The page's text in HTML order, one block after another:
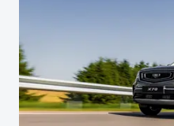
Яркий кроссовер
от 2 219 990 ₽*
Трейд-ин
Страхование
Расчет КАСКО
Гарантия Belgee
Belgee Линк
Belgee Клуб
Правовая информация